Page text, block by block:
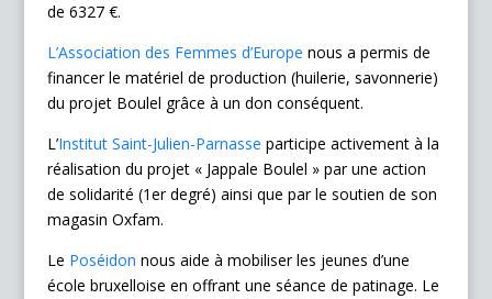
de 6327 €.
L’Association des Femmes d’Europe nous a permis de
financer le matériel de production (huilerie, savonnerie)
du projet Boulel grâce à un don conséquent.
L’Institut Saint-Julien-Parnasse participe activement à la
réalisation du projet « Jappale Boulel » par une action
de solidarité (1er degré) ainsi que par le soutien de son
magasin Oxfam.
Le Poséidon nous aide à mobiliser les jeunes d’une
école bruxelloise en offrant une séance de patinage. Le